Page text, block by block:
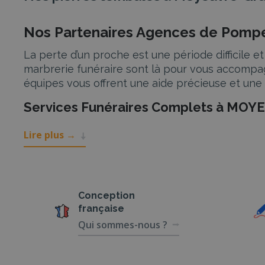
Nos Partenaires Agences de
La perte d’un proche est une période difficile
marbrerie funéraire sont là pour vous
équipes vous offrent une aide précieuse et
Services Funéraires Complets à
Inhumation et crémation
Cérémonie civile ou religieuse
Nos équipes travaillent avec vous pour
honorer dignement la mémoire du défunt,
Lire plus →
Conception
française
Qui sommes-nous ?